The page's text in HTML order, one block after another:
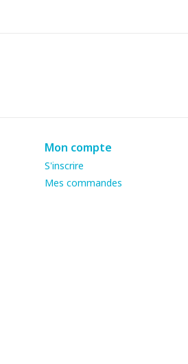
Mon compte
S'inscrire
Mes commandes